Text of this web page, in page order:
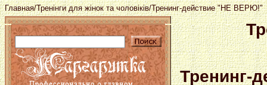
Главная/Тренінги для жінок та чоловіків/Тренинг-действие "НЕ ВЕРЮ!"
Тренинг-